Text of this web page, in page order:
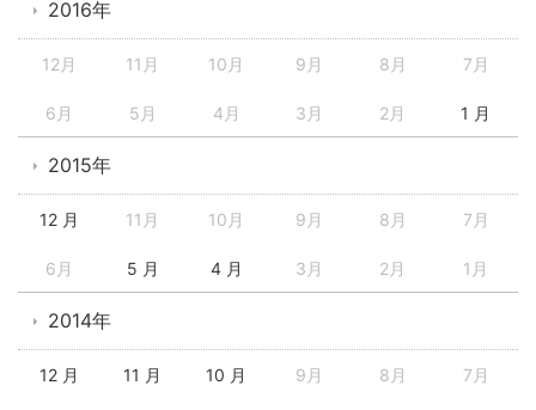
2016年
12月 11月 10月 9月 8月 7月
6月 5月 4月 3月 2月 1 月
2015年
12 月 11月 10月 9月 8月 7月
6月 5 月 4 月 3月 2月 1月
2014年
12 月 11 月 10 月 9月 8月 7月